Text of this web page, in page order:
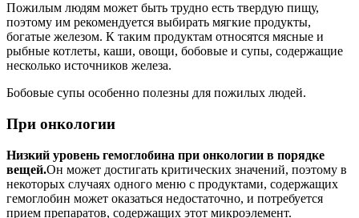
Пожилым людям может быть трудно есть твердую пищу,
поэтому им рекомендуется выбирать мягкие продукты,
богатые железом. К таким продуктам относятся мясные и
рыбные котлеты, каши, овощи, бобовые и супы, содержащие
несколько источников железа.
Бобовые супы особенно полезны для пожилых людей.
При онкологии
Низкий уровень гемоглобина при онкологии в порядке
вещей.Он может достигать критических значений, поэтому в
некоторых случаях одного меню с продуктами, содержащих
гемоглобин может оказаться недостаточно, и потребуется
прием препаратов, содержащих этот микроэлемент.